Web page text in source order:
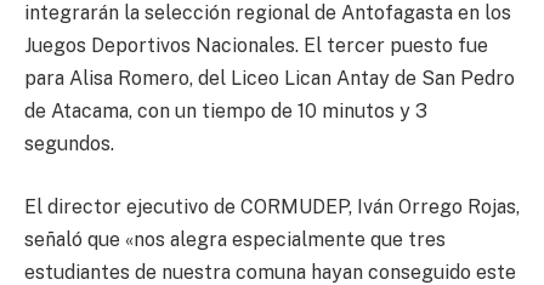
integrarán la selección regional de Antofagasta en los
Juegos Deportivos Nacionales. El tercer puesto fue
para Alisa Romero, del Liceo Lican Antay de San Pedro
de Atacama, con un tiempo de 10 minutos y 3
segundos.
El director ejecutivo de CORMUDEP, Iván Orrego Rojas,
señaló que «nos alegra especialmente que tres
estudiantes de nuestra comuna hayan conseguido este